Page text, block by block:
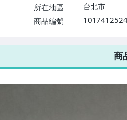
所在地區
台北市
商品編號
7-ELEVEN 運費只
不限金額、筆數商